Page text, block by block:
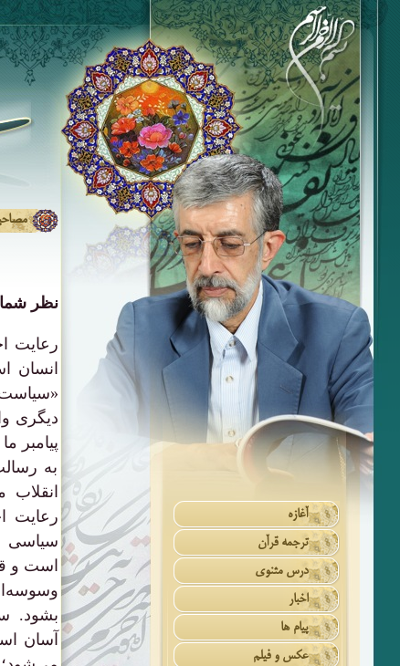
آغازه
ترجمه قرآن
درس مثنوی
اخبار
پیام ها
عکس و فیلم
نظر شما
رعایت
انسان
«سیاست
دیگری
پیامبر
به
انقلاب
رعایت
سیاسی
است و
بشود.
آسان